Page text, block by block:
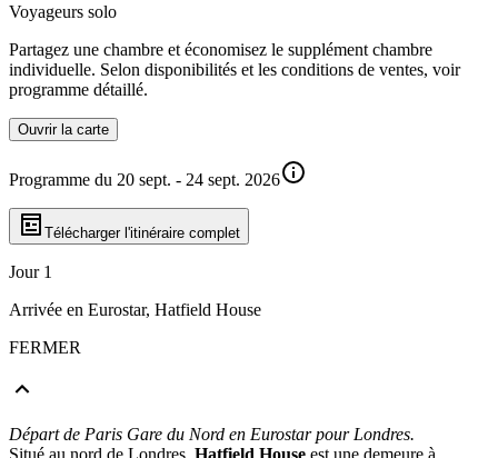
Voyageurs solo
Partagez une chambre et économisez le supplément chambre
individuelle. Selon disponibilités et les conditions de ventes, voir
programme détaillé.
Ouvrir la carte
Programme du 20 sept. - 24 sept. 2026
Télécharger l'itinéraire complet
Jour 1
Arrivée en Eurostar, Hatfield House
FERMER
Départ de Paris Gare du Nord en Eurostar pour Londres.
Situé au nord de Londres, Hatfield House est une demeure à